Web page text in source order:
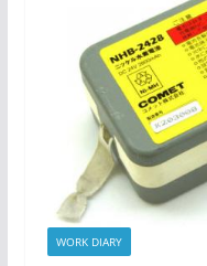
WORK DIARY